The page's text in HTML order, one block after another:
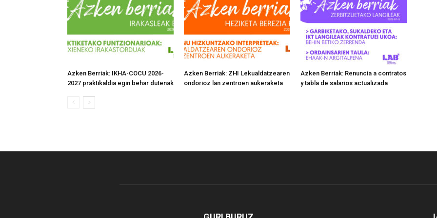
Azken Berriak: IKHA-COCU 2026-
2027 praktikaldia egin behar dutenak
Azken Berriak: ZHI Lekualdatzearen
ondorioz lan zentroen aukeraketa
Azken Berriak: Renuncia a contratos
y tabla de salarios actualizada